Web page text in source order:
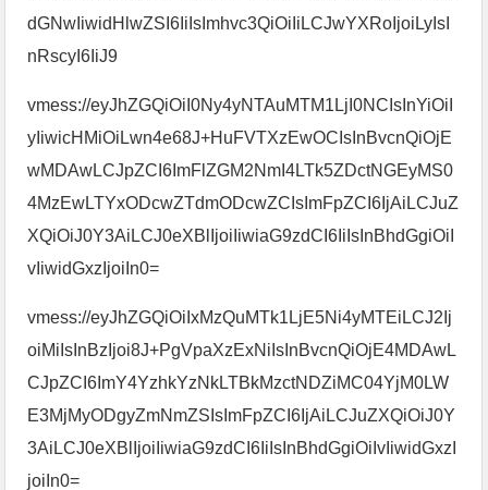
dGNwIiwidHlwZSI6IiIsImhvc3QiOiIiLCJwYXRoIjoiLyIsI
nRscyI6IiJ9
vmess://eyJhZGQiOiI0Ny4yNTAuMTM1LjI0NCIsInYiOiI
yIiwicHMiOiLwn4e68J+HuFVTXzEwOCIsInBvcnQiOjE
wMDAwLCJpZCI6ImFlZGM2NmI4LTk5ZDctNGEyMS0
4MzEwLTYxODcwZTdmODcwZCIsImFpZCI6IjAiLCJuZ
XQiOiJ0Y3AiLCJ0eXBlIjoiIiwiaG9zdCI6IiIsInBhdGgiOiI
vIiwidGxzIjoiIn0=
vmess://eyJhZGQiOiIxMzQuMTk1LjE5Ni4yMTEiLCJ2Ij
oiMiIsInBzIjoi8J+PgVpaXzExNiIsInBvcnQiOjE4MDAwL
CJpZCI6ImY4YzhkYzNkLTBkMzctNDZiMC04YjM0LW
E3MjMyODgyZmNmZSIsImFpZCI6IjAiLCJuZXQiOiJ0Y
3AiLCJ0eXBlIjoiIiwiaG9zdCI6IiIsInBhdGgiOiIvIiwidGxzI
joiIn0=